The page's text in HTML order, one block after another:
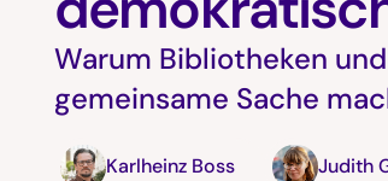
Warum Bibliotheken
gemeinsame Sache
Karlheinz Boss Judith